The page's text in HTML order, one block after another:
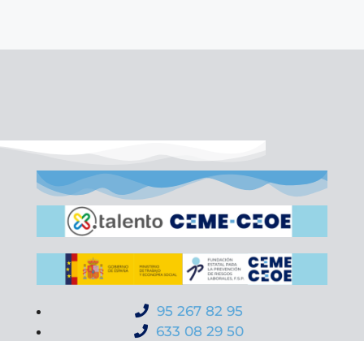
95 267 82 95
633 08 29 50